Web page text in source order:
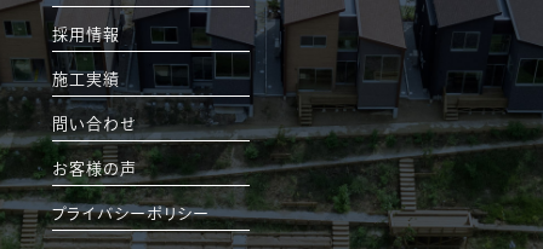
採用情報
施工実績
問い合わせ
お客様の声
プライバシーポリシー